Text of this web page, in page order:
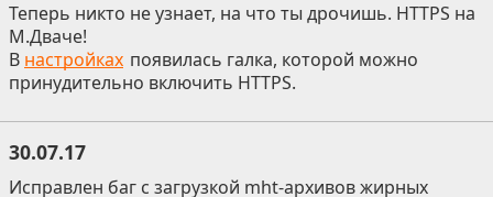
Теперь никто не узнает, на что ты дрочишь. HTTPS на
М.Дваче!
В настройках появилась галка, которой можно
принудительно включить HTTPS.
30.07.17
Исправлен баг с загрузкой mht-архивов жирных